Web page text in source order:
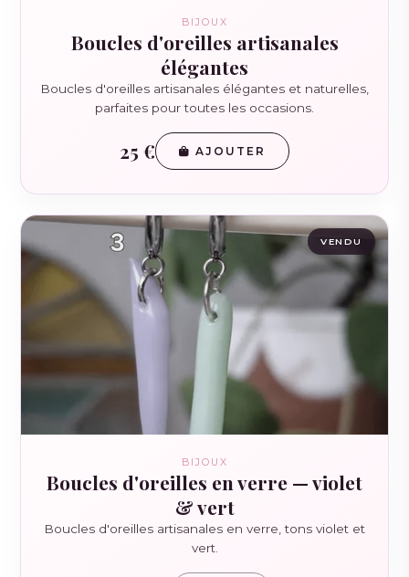
BIJOUX
Boucles d'oreilles artisanales
élégantes
Boucles d'oreilles artisanales élégantes et naturelles,
parfaites pour toutes les occasions.
25 € AJOUTER
VENDU
BIJOUX
Boucles d'oreilles en verre — violet
& vert
Boucles d'oreilles artisanales en verre, tons violet et
vert.